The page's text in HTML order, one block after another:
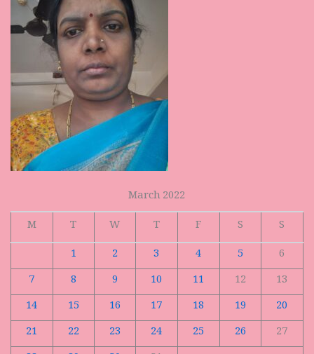
March 2022
M
T W T F S
S
1
2 3 4 5
6
7
8 9 10 11 12
13
14
15 16 17 18 19
20
21
22 23 24 25 26
27